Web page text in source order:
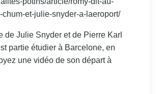
chum-et-julie-snyder-a-laeroport/
de Julie Snyder et de Pierre Karl
partie étudier à Barcelone, en
une vidéo de son départ à